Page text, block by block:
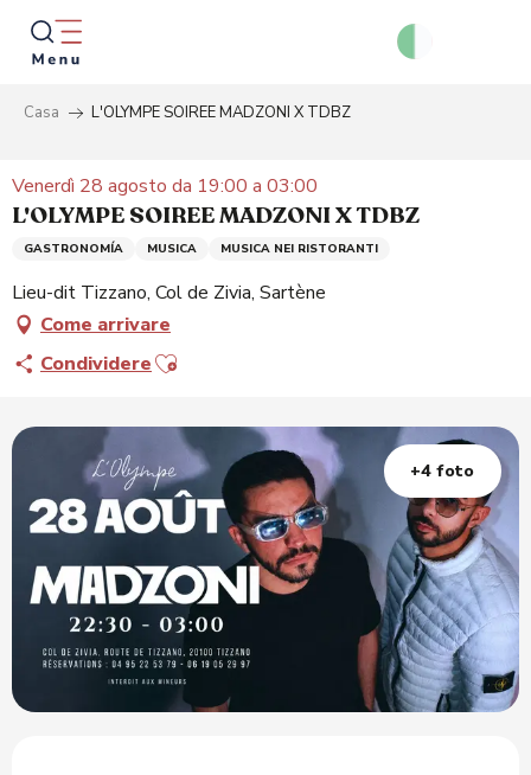
Aller
contenu
principal
Casa L'OLYMPE SOIREE MADZONI X TDBZ
Venerdì 28 agosto da 19:00 a 03:00
L'OLYMPE SOIREE MADZONI X TDBZ
GASTRONOMÍA MUSICA MUSICA NEI RISTORANTI
Lieu-dit Tizzano, Col de Zivia, Sartène
Come arrivare
CondividereAjouter aux favoris
+4 foto